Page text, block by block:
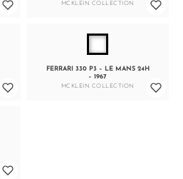
MCKLEIN COLLECTION
FERRARI 330 P3 – LE MANS 24H
– 1967
MCKLEIN COLLECTION